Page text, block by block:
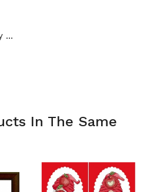
Kanwa Aida: na metry BIAŁA
In The Same